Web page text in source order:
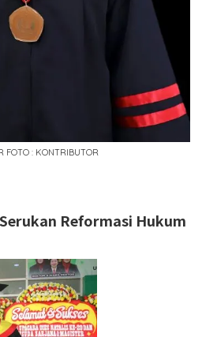
FOTO : KONTRIBUTOR
Reformasi Hukum